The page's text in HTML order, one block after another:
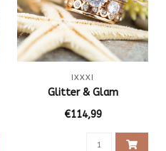
IXXXI
Glitter & Glam
€114,99